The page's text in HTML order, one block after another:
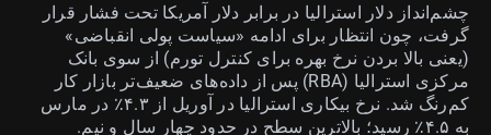
چشم‌انداز دلار استرالیا در برابر دلار آمریکا تحت فشار قرار
گرفت، چون انتظار برای ادامه «سیاست پولی انقباضی»
(یعنی بالا بردن نرخ بهره برای کنترل تورم) از سوی بانک
مرکزی استرالیا (RBA) پس از داده‌های ضعیف‌تر بازار کار
کم‌رنگ شد. نرخ بیکاری استرالیا در آوریل از ۴.۳٪ در مارس
به ۴.۵٪ رسید؛ بالاترین سطح در حدود چهار سال و نیم.